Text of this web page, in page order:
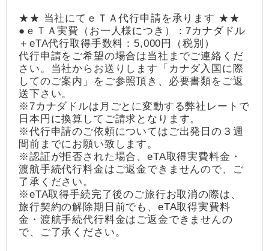
★★ 当社にてｅＴＡ代行申請を承ります ★★
●ｅＴＡ実費（お一人様につき）：7カナダドル
＋eTA代行取得手数料：5,000円（税別）
代行申請をご希望の場合は当社までご連絡くだ
さい。当社からお送りします「カナダ入国に際
してのご案内」をご参照頂き、必要書類をご返
送下さい。
※7カナダドルは月ごとに変動する弊社レートで
日本円に換算してご請求となります。
※代行申請のご依頼についてはご出発日の３週
間前までにお願い致します。
※認証が拒否された場合、eTA取得実費料金・
渡航手続代行料金はご返金できませんので、ご
了承ください。
※eTA取得手続完了後のご旅行お取消の際は、
旅行契約の解除期日前でも、eTA取得実費料
金・渡航手続代行料金はご返金できませんの
で、ご了承ください。